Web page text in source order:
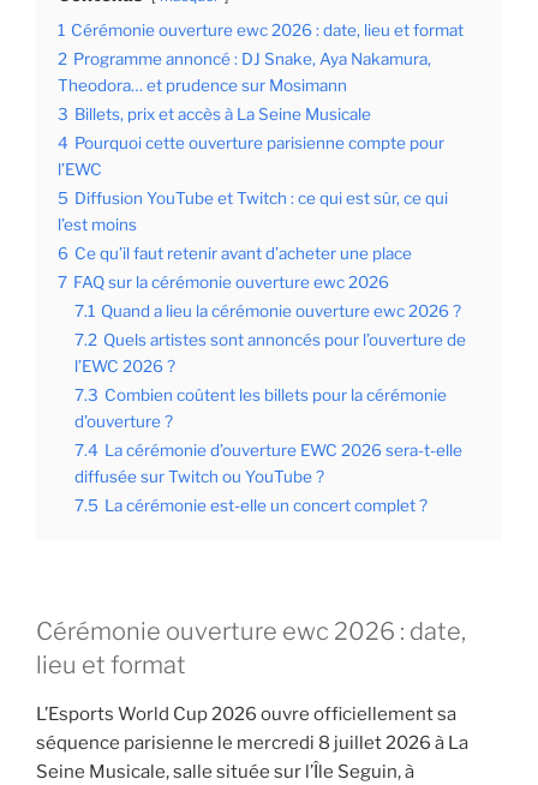
1 Cérémonie ouverture ewc 2026 : date, lieu et format
2 Programme annoncé : DJ Snake, Aya Nakamura,
Theodora… et prudence sur Mosimann
3 Billets, prix et accès à La Seine Musicale
4 Pourquoi cette ouverture parisienne compte pour
l’EWC
5 Diffusion YouTube et Twitch : ce qui est sûr, ce qui
l’est moins
6 Ce qu’il faut retenir avant d’acheter une place
7 FAQ sur la cérémonie ouverture ewc 2026
7.1 Quand a lieu la cérémonie ouverture ewc 2026 ?
7.2 Quels artistes sont annoncés pour l’ouverture de
l’EWC 2026 ?
7.3 Combien coûtent les billets pour la cérémonie
d’ouverture ?
7.4 La cérémonie d’ouverture EWC 2026 sera-t-elle
diffusée sur Twitch ou YouTube ?
7.5 La cérémonie est-elle un concert complet ?
Cérémonie ouverture ewc 2026 : date,
lieu et format
L’Esports World Cup 2026 ouvre officiellement sa
séquence parisienne le mercredi 8 juillet 2026 à La
Seine Musicale, salle située sur l’Île Seguin, à